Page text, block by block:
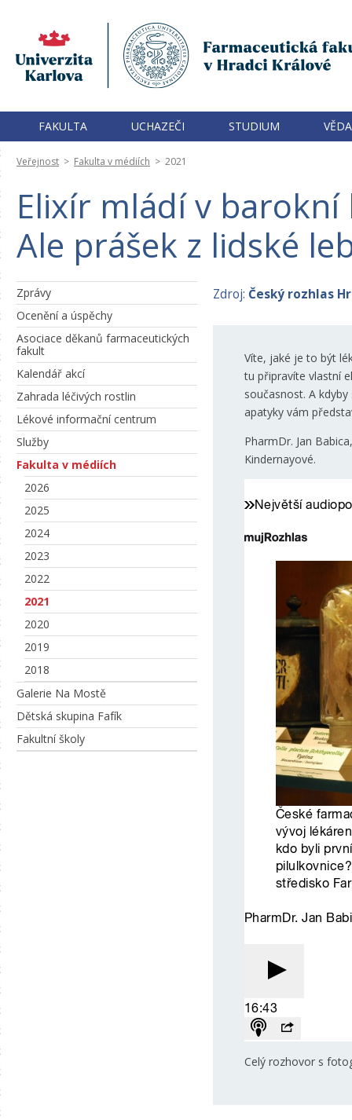
FAKULTA UCHAZEČI STUDIUM
Veřejnost > Fakulta v médiích > 2021
Elixír mládí v
Ale prášek z lidské
Zprávy
Ocenění a úspěchy
Asociace děkanů farmaceutických
fakult
Kalendář akcí
Zahrada léčivých rostlin
Lékové informační centrum
Služby
Fakulta v médiích
2026
2025
2024
2023
2022
2021
2020
2019
2018
Galerie Na Mostě
Dětská skupina Fafík
Fakultní školy
Zdroj: Český rozhlas
Víte, jaké je to být
tu připravíte vlastní
současnost. A
apatyky vám
PharmDr. Jan
Kindernayové.
Celý rozhovor s